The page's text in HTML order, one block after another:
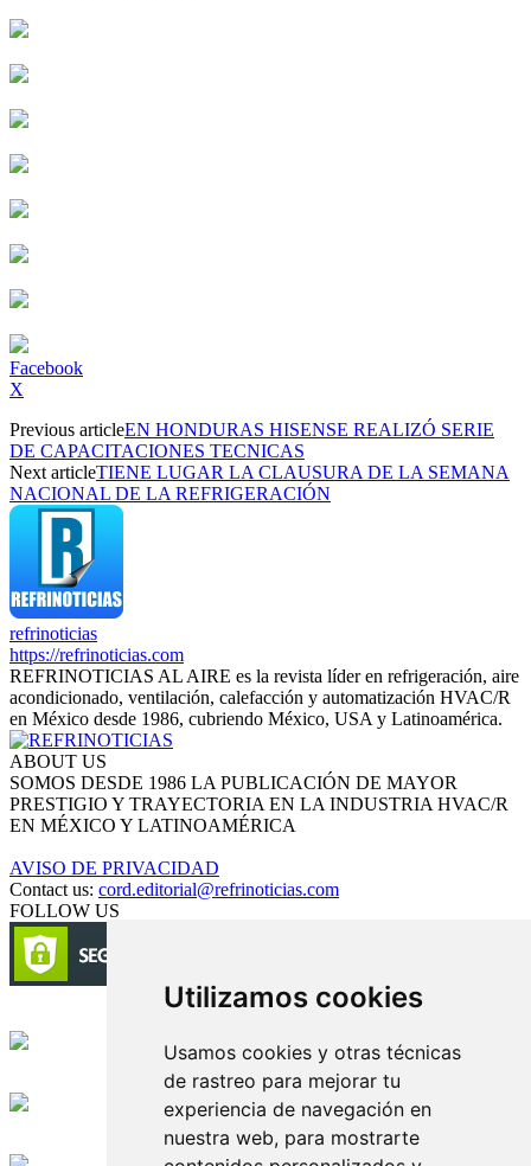
Utilizamos cookies
Usamos cookies y otras técnicas
de rastreo para mejorar tu
experiencia de navegación en
nuestra web, para mostrarte
Facebook
X
Previous articleEN HONDURAS HISENSE REALIZÓ SERIE
DE CAPACITACIONES TECNICAS
Next articleTIENE LUGAR LA CLAUSURA DE LA SEMANA
NACIONAL DE LA REFRIGERACIÓN
refrinoticias
https://refrinoticias.com
REFRINOTICIAS AL AIRE es la revista líder en refrigeración, aire
acondicionado, ventilación, calefacción y automatización HVAC/R
en México desde 1986, cubriendo México, USA y Latinoamérica.
ABOUT US
SOMOS DESDE 1986 LA PUBLICACIÓN DE MAYOR
PRESTIGIO Y TRAYECTORIA EN LA INDUSTRIA HVAC/R
EN MÉXICO Y LATINOAMÉRICA
AVISO DE PRIVACIDAD
Contact us: cord.editorial@refrinoticias.com
FOLLOW US
Edición digital con tecnología